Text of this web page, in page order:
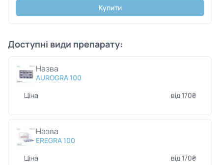
Купити
Доступні види препарату:
Назва
AUROGRA 100
Ціна
від 170₴
Назва
EREGRA 100
Ціна
від 170₴